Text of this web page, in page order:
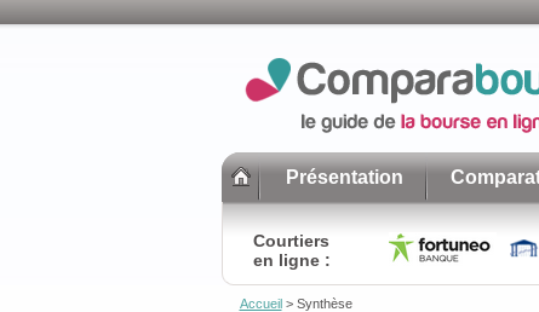
Présentation
Courtiers
en ligne :
Accueil> Synthèse